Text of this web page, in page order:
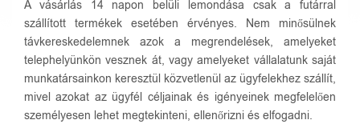
A vásárlás 14 napon belüli lemondása csak a futárral
szállított termékek esetében érvényes. Nem minősülnek
távkereskedelemnek azok a megrendelések, amelyeket
telephelyünkön vesznek át, vagy amelyeket vállalatunk saját
munkatársainkon keresztül közvetlenül az ügyfelekhez szállít,
mivel azokat az ügyfél céljainak és igényeinek megfelelően
személyesen lehet megtekinteni, ellenőrizni és elfogadni.